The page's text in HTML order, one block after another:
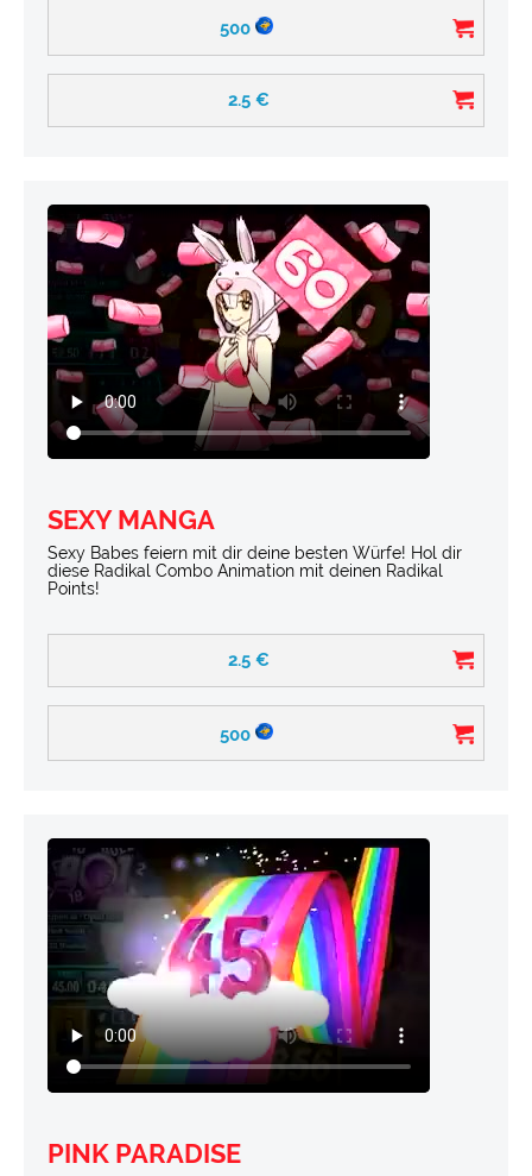
500
2.5 €
SEXY MANGA
Sexy Babes feiern mit dir deine besten Würfe! Hol dir
diese Radikal Combo Animation mit deinen Radikal
Points!
2.5 €
500
PINK PARADISE